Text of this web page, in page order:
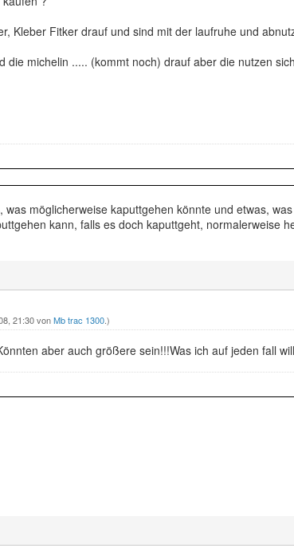
Kleber Fitker drauf und sind mit der laufruhe und
die michelin ..... (kommt noch) drauf aber die nutzen
möglicherweise kaputtgehen könnte und etwas,
kann, falls es doch kaputtgeht, normalerweise
21:30 vonMb trac 1300.)
aber auch größere sein!!!Was ich auf jeden fall